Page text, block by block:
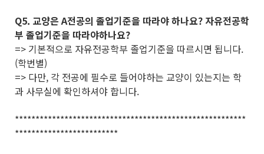
Q5. 교양은 A전공의 졸업기준을 따라야 하나요? 자유전공학
부 졸업기준을 따라야하나요?
=> 기본적으로 자유전공학부 졸업기준을 따르시면 됩니다.
(학번별)
=> 다만, 각 전공에 필수로 들어야하는 교양이 있는지는 학
과 사무실에 확인하셔야 합니다.
********************************************************
*************************